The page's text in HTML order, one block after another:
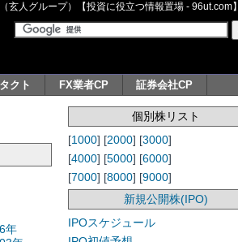
人グループ）【投資に役立つ情報置場 - 96ut.com】
クト FX業者CP 証券会社CP
年
個別株リスト
[1000] [2000] [3000]
[4000] [5000] [6000]
[7000] [8000] [9000]
新規公開株(IPO)
IPOスケジュール